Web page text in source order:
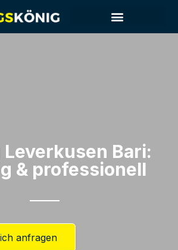
Leverkusen​ Bari:
& professionell​
anfragen